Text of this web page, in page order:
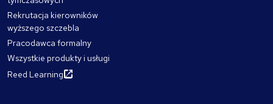
Rekrutacja kierowników
wyższego szczebla
Pracodawca formalny
Wszystkie produkty i usługi
Reed Learning